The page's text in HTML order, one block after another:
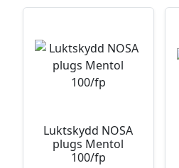
Luktskydd NOSA
plugs Mentol
100/fp